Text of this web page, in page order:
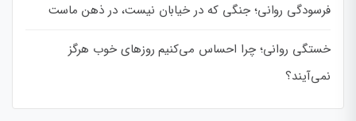
فرسودگی روانی؛ جنگی که در خیابان نیست، در ذهن ماست
خستگی روانی؛ چرا احساس می‌کنیم روزهای خوب هرگز
نمی‌آیند؟